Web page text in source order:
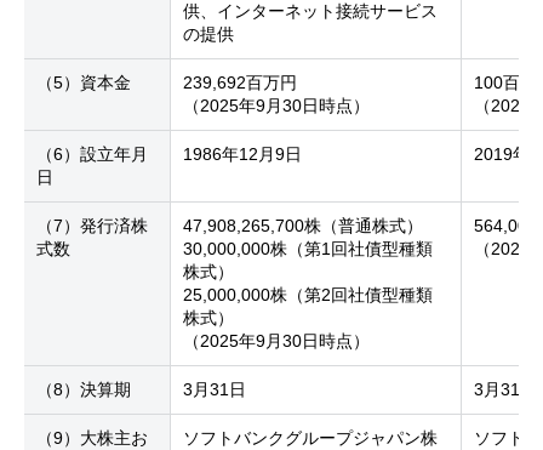
供、インターネット接続サービス
の提供
（5）資本金
239,692百万円
（2025年9月30日時点）
100百万
（2025
（6）設立年月
日
1986年12月9日 2019年
（7）発行済株
式数
47,908,265,700株（普通株式）
30,000,000株（第1回社債型種類
株式）
25,000,000株（第2回社債型種類
株式）
（2025年9月30日時点）
564,000
（2025
（8）決算期 3月31日 3月31日
（9）大株主お
ソフトバンクグループジャパン株
ソフト